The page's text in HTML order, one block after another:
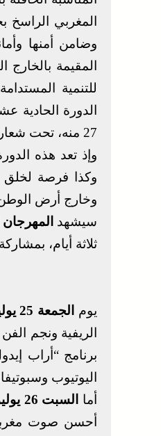
المغربي الراسخ
وضامن أمنها
المقيمة
للتنمية
27 منه، تحت شعار: “الناظور في لقاء مع العالم”.
وإذ تعد هذه
وكذا فرصة لخلق
وخارج أرض
سيشهد
ثلاثة أيام،
يوم الجمعة 25 يوليوز 2025
الريفية ونجم
برنامج “أراب
اليوتيوب
أما
السبت 26 يوليوز
أحسن صوت